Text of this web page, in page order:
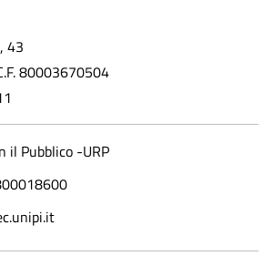
43
80003670504
il Pubblico -URP